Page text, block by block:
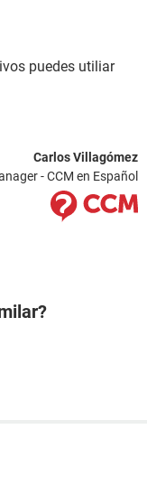
puedes utiliar
Carlos Villagómez
- CCM en Español